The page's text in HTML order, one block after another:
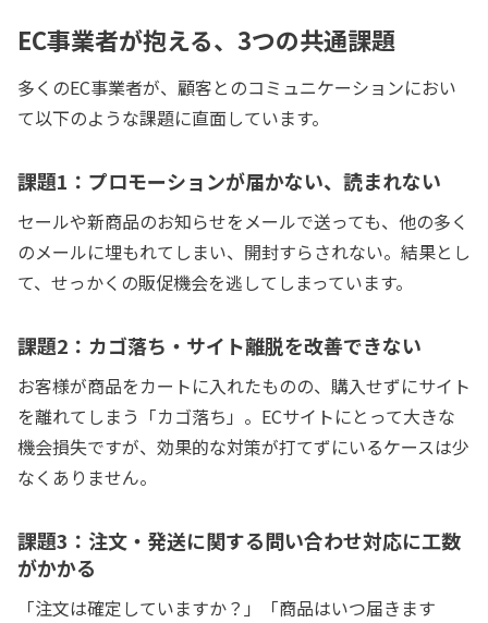
EC事業者が抱える、3つの共通課題
多くのEC事業者が、顧客とのコミュニケーションにおい
て以下のような課題に直面しています。
課題1：プロモーションが届かない、読まれない
セールや新商品のお知らせをメールで送っても、他の多く
のメールに埋もれてしまい、開封すらされない。結果とし
て、せっかくの販促機会を逃してしまっています。
課題2：カゴ落ち・サイト離脱を改善できない
お客様が商品をカートに入れたものの、購入せずにサイト
を離れてしまう「カゴ落ち」。ECサイトにとって大きな
機会損失ですが、効果的な対策が打てずにいるケースは少
なくありません。
課題3：注文・発送に関する問い合わせ対応に工数
がかかる
「注文は確定していますか？」「商品はいつ届きます